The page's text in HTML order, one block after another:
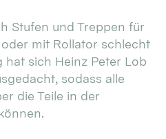
Stufen und Treppen für
mit Rollator schlecht
hat sich Heinz Peter Lob
sodass alle
die Teile in der